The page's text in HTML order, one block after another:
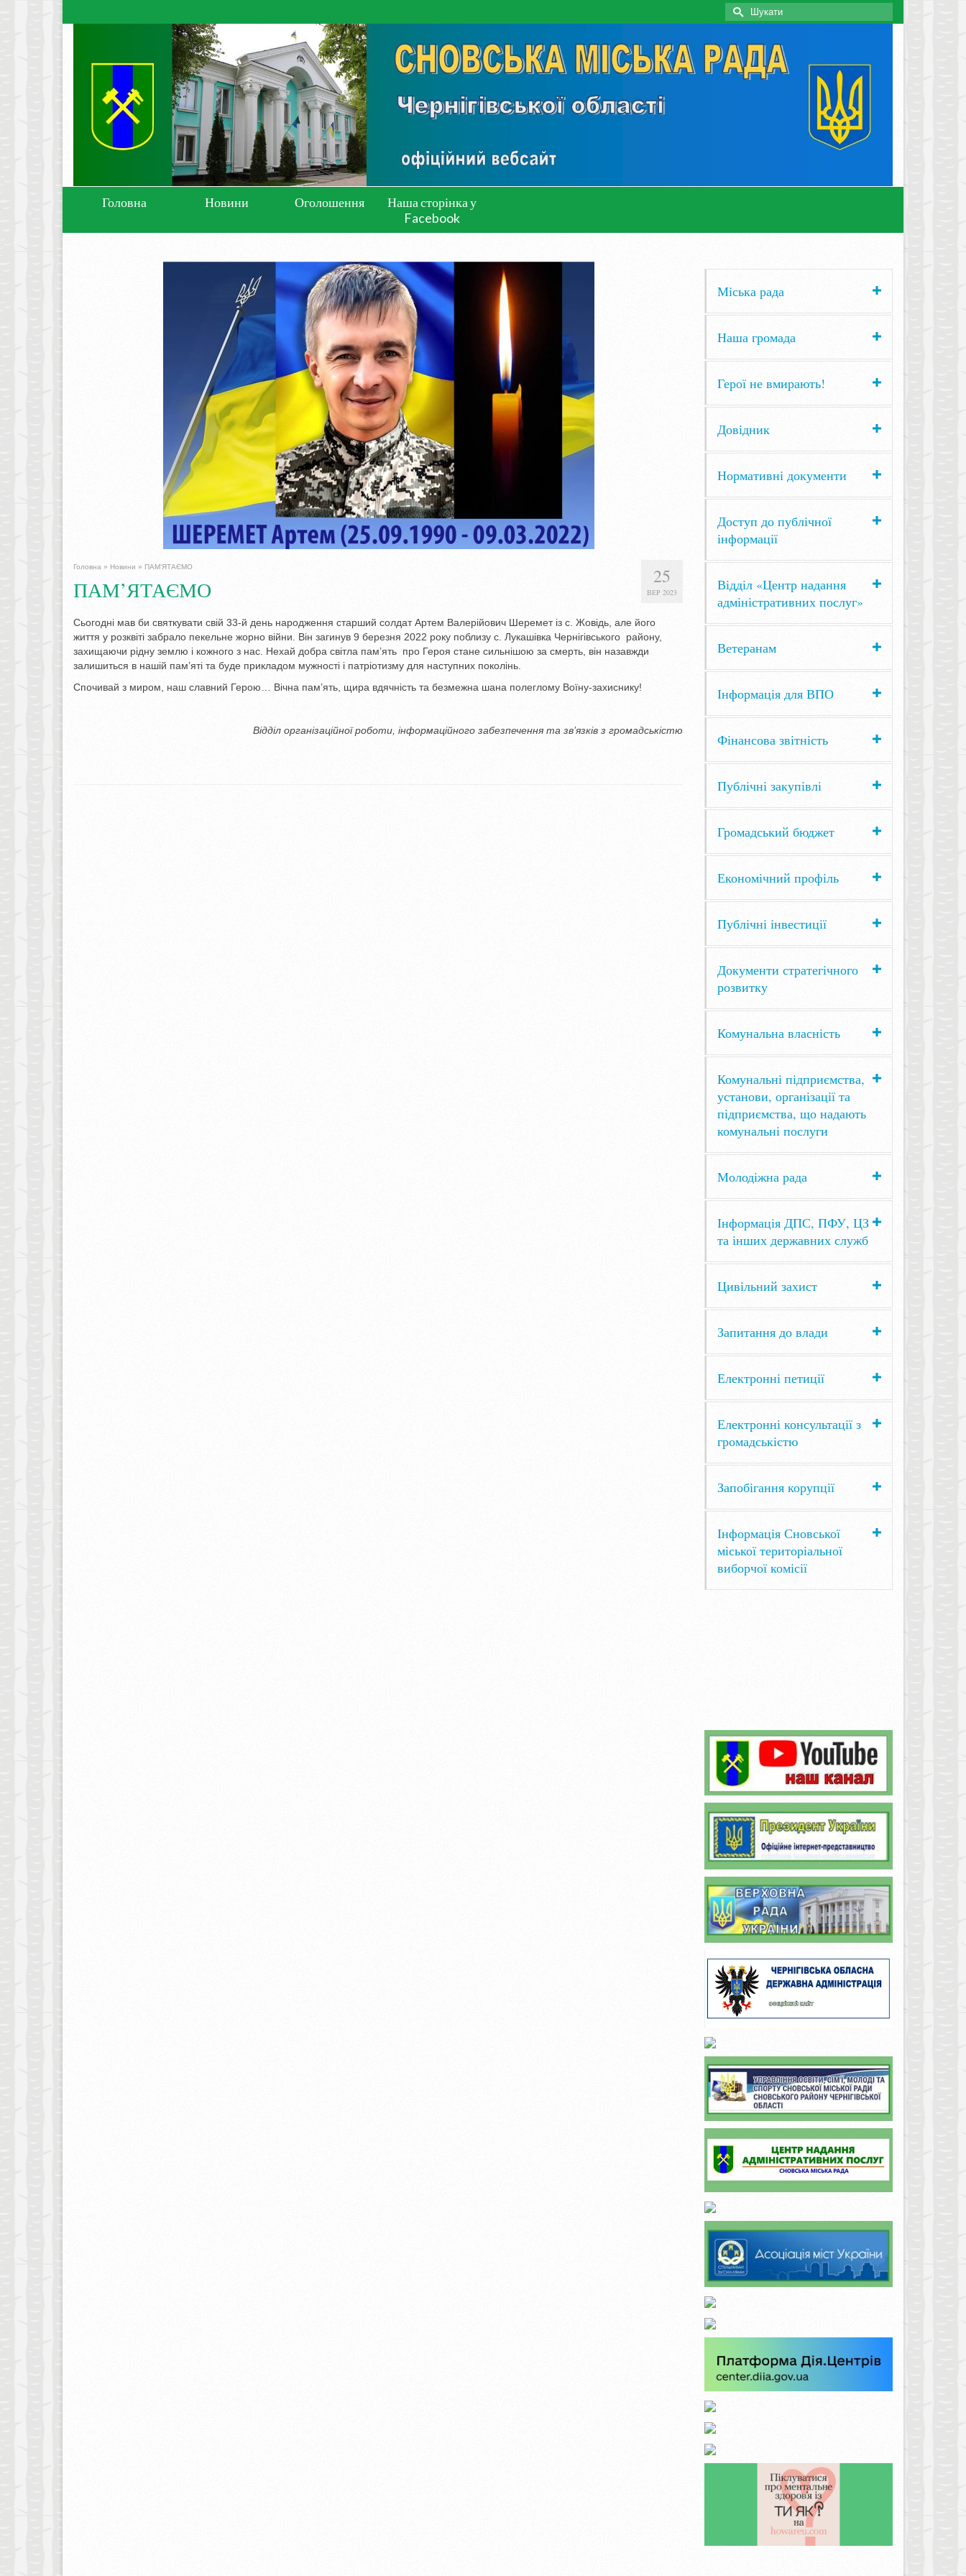
Search
for:
Головна Новини Оголошення
Наша сторінка у
Facebook
25
ВЕР 2023
Головна » Новини » ПАМ’ЯТАЄМО
ПАМ’ЯТАЄМО
Сьогодні мав би святкувати свій 33-й день народження старший солдат Артем Валерійович Шеремет із с. Жовідь, але його
життя у розквіті забрало пекельне жорно війни. Він загинув 9 березня 2022 року поблизу с. Лукашівка Чернігівського району,
захищаючи рідну землю і кожного з нас. Нехай добра світла пам’ять про Героя стане сильнішою за смерть, він назавжди
залишиться в нашій пам’яті та буде прикладом мужності і патріотизму для наступних поколінь.
Спочивай з миром, наш славний Герою… Вічна пам’ять, щира вдячність та безмежна шана полеглому Воїну-захиснику!
Відділ організаційної роботи, інформаційного забезпечення та зв’язків з громадськістю
Міська рада
Наша громада
Герої не вмирають!
Довідник
Нормативні документи
Доступ до публічної
інформації
Відділ «Центр надання
адміністративних послуг»
Ветеранам
Інформація для ВПО
Фінансова звітність
Публічні закупівлі
Громадський бюджет
Економічний профіль
Публічні інвестиції
Документи стратегічного
розвитку
Комунальна власність
Комунальні підприємства,
установи, організації та
підприємства, що надають
комунальні послуги
Молодіжна рада
Інформація ДПС, ПФУ, ЦЗ
та інших державних служб
Цивільний захист
Запитання до влади
Електронні петиції
Електронні консультації з
громадськістю
Запобігання корупції
Інформація Сновської
міської територіальної
виборчої комісії